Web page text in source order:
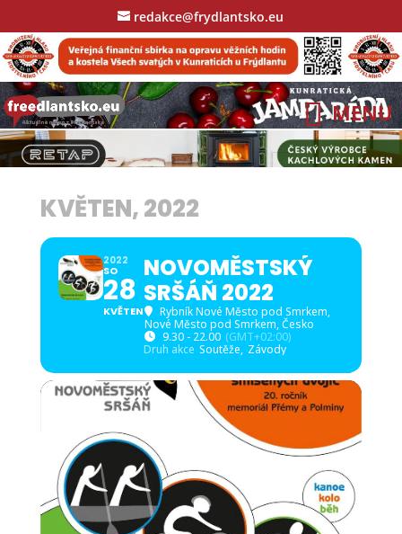
redakce@frydlantsko.eu
KVĚTEN, 2022
2022
SO
28
KVĚTEN
NOVOMĚSTSKÝ
SRŠÁŇ 2022
Rybník Nové Město pod Smrkem,
Nové Město pod Smrkem, Česko
9.30 - 22.00 (GMT+02:00)
Druh akce Soutěže, Závody